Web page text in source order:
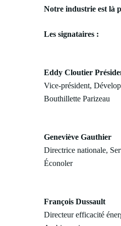
Notre industrie est là
Les signataires :
Eddy Cloutier
Vice-président,
Bouthillette Parizeau
Geneviève Gauthier
Directrice nationale,
Éconoler
François Dussault
Directeur efficacité